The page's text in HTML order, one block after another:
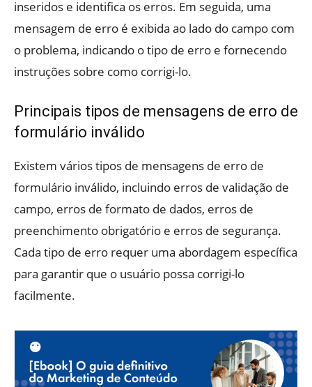
inseridos e identifica os erros. Em seguida, uma
mensagem de erro é exibida ao lado do campo com
o problema, indicando o tipo de erro e fornecendo
instruções sobre como corrigi-lo.
Principais tipos de mensagens de erro de
formulário inválido
Existem vários tipos de mensagens de erro de
formulário inválido, incluindo erros de validação de
campo, erros de formato de dados, erros de
preenchimento obrigatório e erros de segurança.
Cada tipo de erro requer uma abordagem específica
para garantir que o usuário possa corrigi-lo
facilmente.